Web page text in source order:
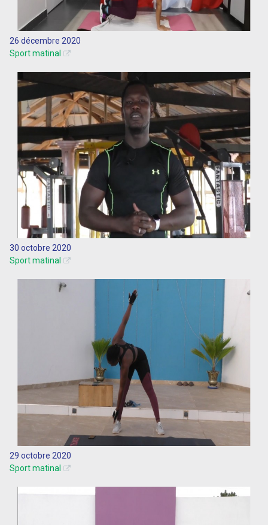
26 décembre 2020
Sport matinal
30 octobre 2020
Sport matinal
29 octobre 2020
Sport matinal